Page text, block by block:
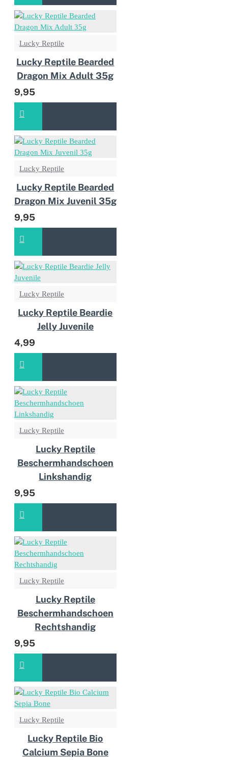
Lucky Reptile
Lucky Reptile Bearded
Dragon Mix Adult 35g
9,95
Lucky Reptile
Lucky Reptile Bearded
Dragon Mix Juvenil 35g
9,95
Lucky Reptile
Lucky Reptile Beardie
Jelly Juvenile
4,99
Lucky Reptile
Lucky Reptile
Beschermhandschoen
Linkshandig
9,95
Lucky Reptile
Lucky Reptile
Beschermhandschoen
Rechtshandig
9,95
Lucky Reptile
Lucky Reptile Bio
Calcium Sepia Bone